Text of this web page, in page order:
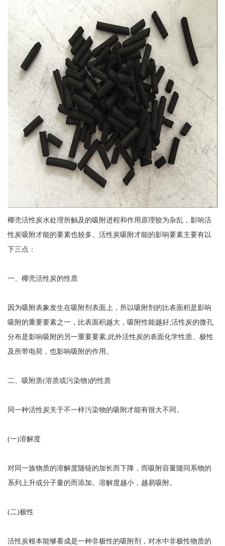
椰壳活性炭水处理所触及的吸附进程和作用原理较为杂乱，影响活
性炭吸附才能的要素也较多。活性炭吸附才能的影响要素主要有以
下三点：
一、椰壳活性炭的性质
因为吸附表象发生在吸附剂表面上，所以吸附剂的比表面积是影响
吸附的重要要素之一，比表面积越大，吸附性能越好;活性炭的微孔
分布是影响吸附的另一重要要素;此外活性炭的表面化学性质、极性
及所带电荷，也影响吸附的作用。
二、吸附质(溶质或污染物)的性质
同一种活性炭关于不一样污染物的吸附才能有很大不同。
(一)溶解度
对同一族物质的溶解度随链的加长而下降，而吸附容量随同系物的
系列上升或分子量的而添加。溶解度越小，越易吸附。
(二)极性
活性炭根本能够看成是一种非极性的吸附剂，对水中非极性物质的